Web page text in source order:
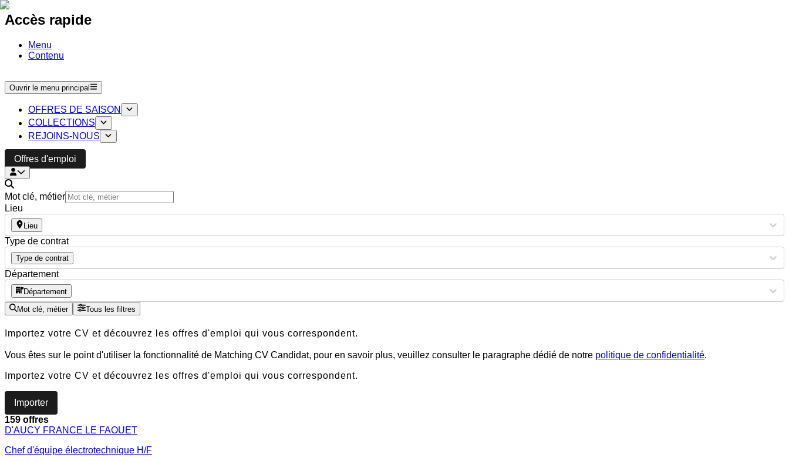
Accès rapide
Menu
Contenu
Ouvrir le menu principal
OFFRES DE SAISON
COLLECTIONS
REJOINS-NOUS
Offres d'emploi
Mot clé, métier
Lieu
Lieu
Type de contrat
Type de contrat
Département
Département
Mot clé, métier Tous les filtres
Importez votre CV et découvrez les offres d'emploi qui vous correspondent.
Vous êtes sur le point d'utiliser la fonctionnalité de Matching CV Candidat, pour en savoir plus, veuillez consulter le paragraphe dédié de notre politique de confidentialité.
Importez votre CV et découvrez les offres d'emploi qui vous correspondent.
Importer
159 offres
D'AUCY FRANCE LE FAOUET
Chef d'équipe électrotechnique H/F